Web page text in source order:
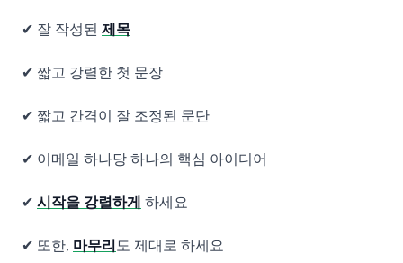
✔ 잘 작성된 제목
✔ 짧고 강렬한 첫 문장
✔ 짧고 간격이 잘 조정된 문단
✔ 이메일 하나당 하나의 핵심 아이디어
✔ 시작을 강렬하게 하세요
✔ 또한, 마무리 도 제대로 하세요